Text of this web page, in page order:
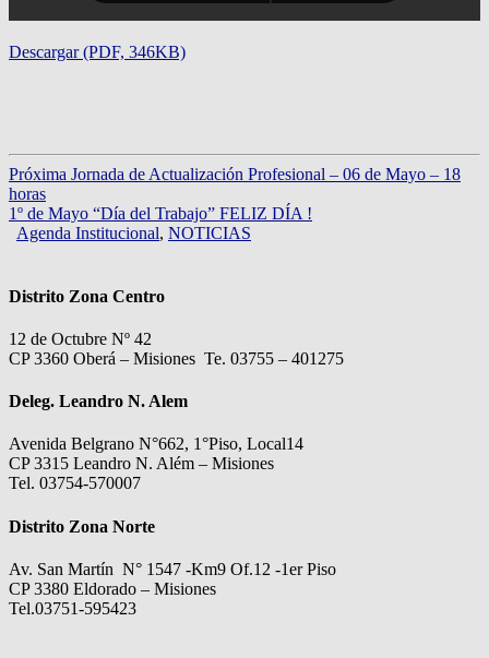
Descargar (PDF, 346KB)
Próxima Jornada de Actualización Profesional – 06 de Mayo – 18
horas
1º de Mayo “Día del Trabajo” FELIZ DÍA !
Agenda Institucional, NOTICIAS
Distrito Zona Centro
12 de Octubre Nº 42
CP 3360 Oberá – Misiones Te. 03755 – 401275
Deleg. Leandro N. Alem
Avenida Belgrano N°662, 1°Piso, Local14
CP 3315 Leandro N. Além – Misiones
Tel. 03754-570007
Distrito Zona Norte
Av. San Martín N° 1547 -Km9 Of.12 -1er Piso
CP 3380 Eldorado – Misiones
Tel.03751-595423